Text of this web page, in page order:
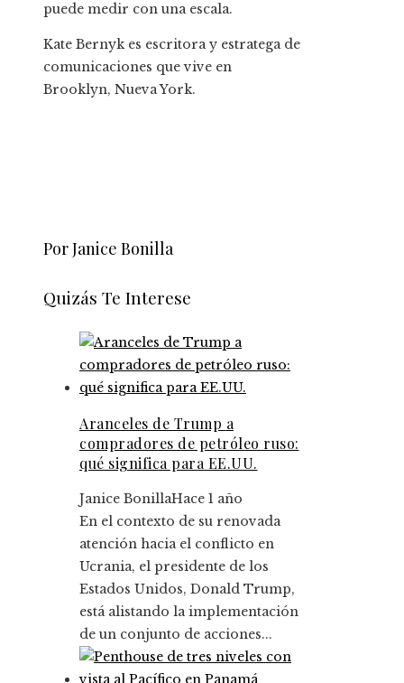
puede medir con una escala.
Kate Bernyk es escritora y estratega de
comunicaciones que vive en
Brooklyn, Nueva York.
Por Janice Bonilla
Quizás Te Interese
Aranceles de Trump a
compradores de petróleo ruso:
qué significa para EE.UU.
Janice BonillaHace 1 año
En el contexto de su renovada
atención hacia el conflicto en
Ucrania, el presidente de los
Estados Unidos, Donald Trump,
está alistando la implementación
de un conjunto de acciones...